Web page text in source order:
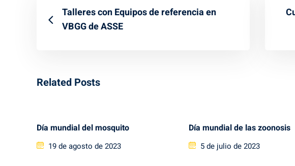
Talleres con Equipos de referencia en
VBGG de ASSE
Related Posts
Día mundial del mosquito
Posted
19 de agosto de 2023
Día mundial de las zoonosis
Posted
5 de julio de 2023